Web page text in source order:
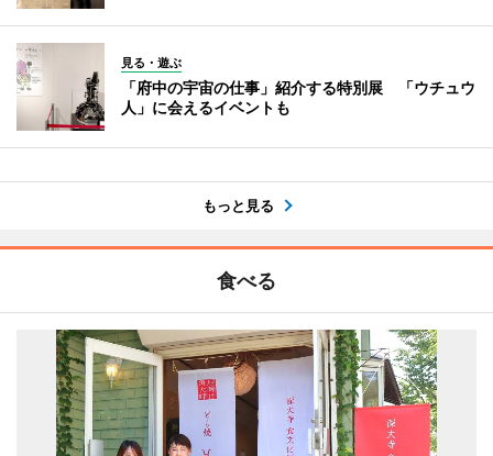
見る・遊ぶ
「府中の宇宙の仕事」紹介する特別展 「ウチュウ
人」に会えるイベントも
もっと見る
食べる